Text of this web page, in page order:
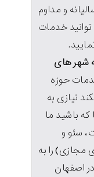
و مداوم
خدمات
شهر های
حوزه
نیازی به
باشید ما
سئو و
مجازی) را به
اصفهان